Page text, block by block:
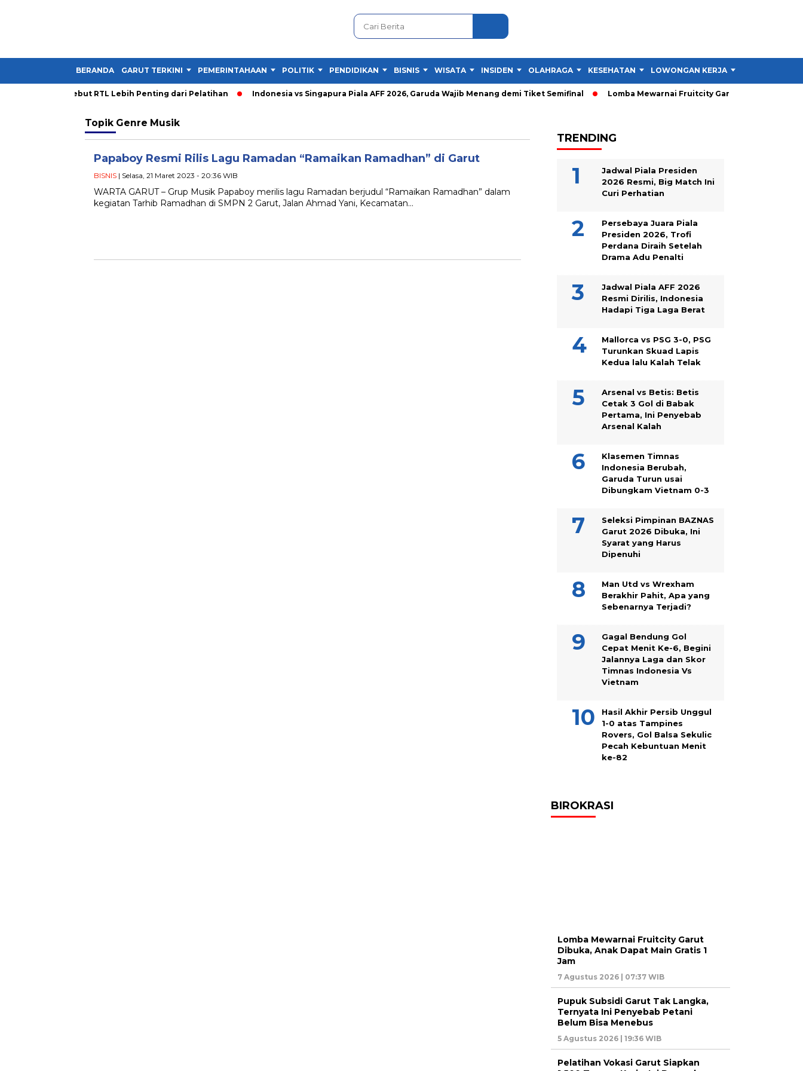
BERANDA GARUT TERKINI PEMERINTAHAAN POLITIK PENDIDIKAN BISNIS WISATA INSIDEN OLAHRAGA KESEHATAN LOWONGAN KERJA
PDM Garut Sebut RTL Lebih Penting dari Pelatihan Indonesia vs Singapura Piala AFF 2026, Garuda Wajib Menang demi Tiket Semifinal Lomba Mewarnai Fruitcity Garut Dibuka, Anak
Topik Genre Musik
Papaboy Resmi Rilis Lagu Ramadan “Ramaikan Ramadhan” di Garut
BISNIS | Selasa, 21 Maret 2023 - 20:36 WIB
WARTA GARUT – Grup Musik Papaboy merilis lagu Ramadan berjudul “Ramaikan Ramadhan” dalam
kegiatan Tarhib Ramadhan di SMPN 2 Garut, Jalan Ahmad Yani, Kecamatan…
TRENDING
Jadwal Piala Presiden
2026 Resmi, Big Match Ini
Curi Perhatian
Persebaya Juara Piala
Presiden 2026, Trofi
Perdana Diraih Setelah
Drama Adu Penalti
Jadwal Piala AFF 2026
Resmi Dirilis, Indonesia
Hadapi Tiga Laga Berat
Mallorca vs PSG 3-0, PSG
Turunkan Skuad Lapis
Kedua lalu Kalah Telak
Arsenal vs Betis: Betis
Cetak 3 Gol di Babak
Pertama, Ini Penyebab
Arsenal Kalah
Klasemen Timnas
Indonesia Berubah,
Garuda Turun usai
Dibungkam Vietnam 0-3
Seleksi Pimpinan BAZNAS
Garut 2026 Dibuka, Ini
Syarat yang Harus
Dipenuhi
Man Utd vs Wrexham
Berakhir Pahit, Apa yang
Sebenarnya Terjadi?
Gagal Bendung Gol
Cepat Menit Ke-6, Begini
Jalannya Laga dan Skor
Timnas Indonesia Vs
Vietnam
Hasil Akhir Persib Unggul
1-0 atas Tampines
Rovers, Gol Balsa Sekulic
Pecah Kebuntuan Menit
ke-82
BIROKRASI
Lomba Mewarnai Fruitcity Garut
Dibuka, Anak Dapat Main Gratis 1
Jam
7 Agustus 2026 | 07:37 WIB
Pupuk Subsidi Garut Tak Langka,
Ternyata Ini Penyebab Petani
Belum Bisa Menebus
5 Agustus 2026 | 19:36 WIB
Pelatihan Vokasi Garut Siapkan